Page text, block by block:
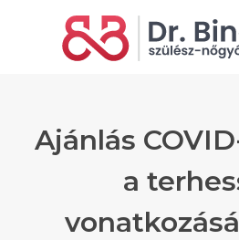
Ajánlás
a